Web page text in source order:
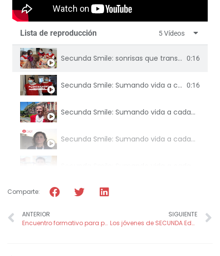
Lista de reproducción 5 Vídeos
Secunda Smile: sonrisas que transforman vidas 0:16
Secunda Smile: Sumando vida a cada día. Voluntariado: un alivio para quienes cuidan. 0:16
Secunda Smile: Sumando vida a cada día. Entrevista a Sofía, voluntaria de Secunda SMILE.
Secunda Smile: Sumando vida a cada día. Voluntariado: el papel de la escucha activa
Comparte:
ANTERIOR
Encuentro formativo para parejas sobre el amor y las relaciones duraderas
SIGUIENTE
Los jóvenes de SECUNDA Educa siguen mejorando sus técnicas de estudio este 2026